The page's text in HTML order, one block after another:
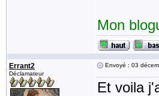
Mon
Errant2
Déclamateur
Envoyé : 03
Et voila